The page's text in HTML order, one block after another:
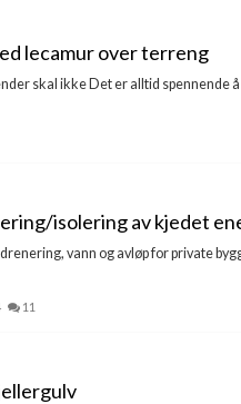
lecamur over terreng
skal ikke Det er alltid
isolering av kjedet
vann og avløp for private
11